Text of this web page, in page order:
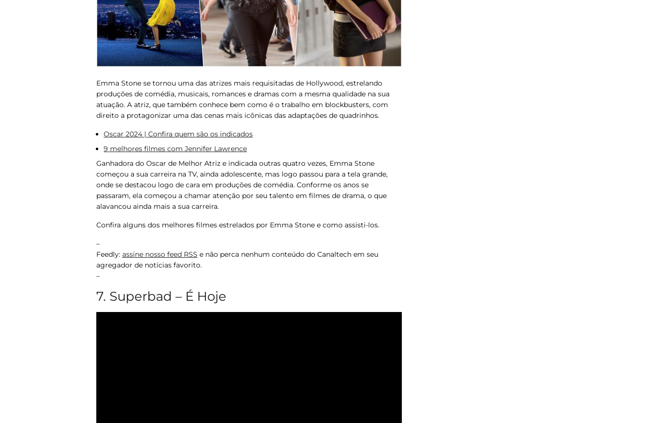
Emma Stone se tornou uma das atrizes mais requisitadas de Hollywood, estrelando
produções de comédia, musicais, romances e dramas com a mesma qualidade na sua
atuação. A atriz, que também conhece bem como é o trabalho em blockbusters, com
direito a protagonizar uma das cenas mais icônicas das adaptações de quadrinhos.
Oscar 2024 | Confira quem são os indicados
9 melhores filmes com Jennifer Lawrence
Ganhadora do Oscar de Melhor Atriz e indicada outras quatro vezes, Emma Stone
começou a sua carreira na TV, ainda adolescente, mas logo passou para a tela grande,
onde se destacou logo de cara em produções de comédia. Conforme os anos se
passaram, ela começou a chamar atenção por seu talento em filmes de drama, o que
alavancou ainda mais a sua carreira.
Confira alguns dos melhores filmes estrelados por Emma Stone e como assisti-los.
–
Feedly: assine nosso feed RSS e não perca nenhum conteúdo do Canaltech em seu
agregador de notícias favorito.
–
7. Superbad – É Hoje